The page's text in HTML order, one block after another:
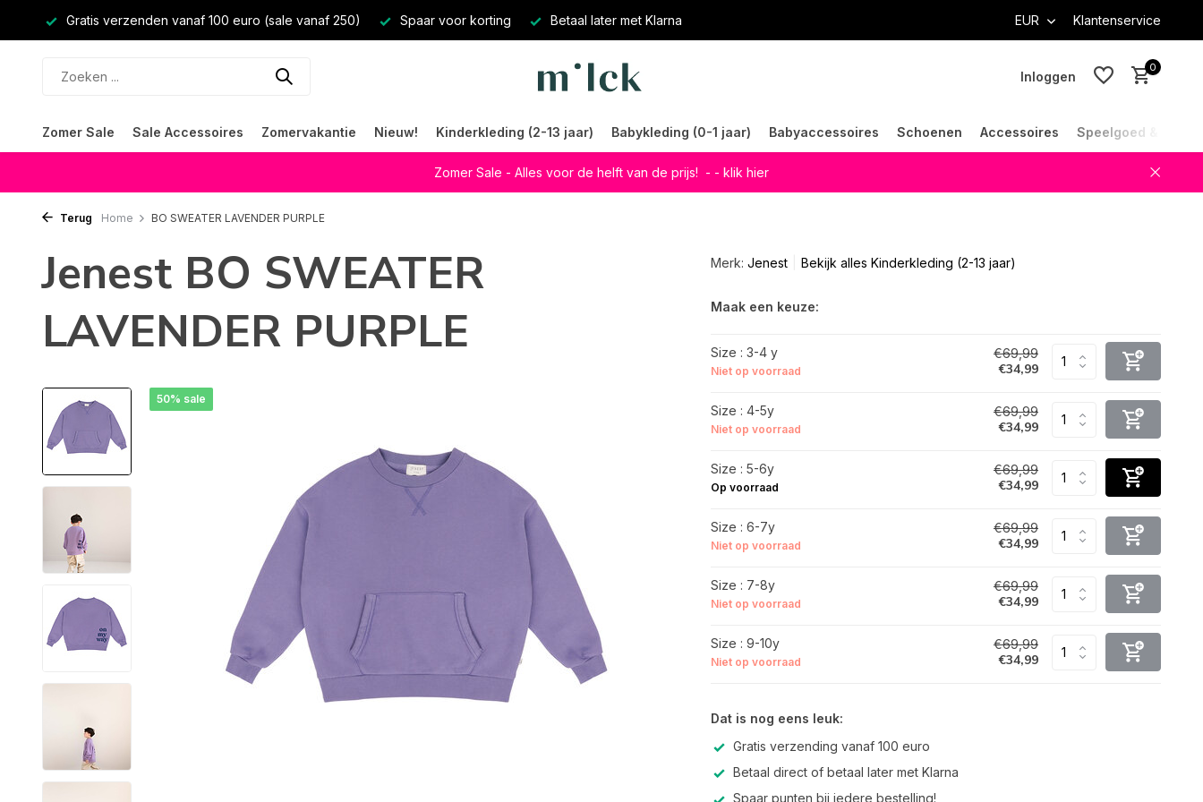
Gratis verzenden vanaf 100 euro (sale vanaf 250) Spaar voor korting Betaal later met Klarna EUR Klantenservice
Inloggen
0
Zomer Sale Sale Accessoires Zomervakantie Nieuw! Kinderkleding (2-13 jaar) Babykleding (0-1 jaar) Babyaccessoires Schoenen Accessoires Speelgoed &
Zomer Sale - Alles voor de helft van de prijs! - - klik hier
Terug Home BO SWEATER LAVENDER PURPLE
Jenest BO SWEATER
LAVENDER PURPLE
50% sale
Merk: Jenest Bekijk alles Kinderkleding (2-13 jaar)
Maak een keuze:
Size : 3-4 y
Niet op voorraad
€69,99
€34,99
Size : 4-5y
Niet op voorraad
€69,99
€34,99
Size : 5-6y
Op voorraad
€69,99
€34,99
Size : 6-7y
Niet op voorraad
€69,99
€34,99
Size : 7-8y
Niet op voorraad
€69,99
€34,99
Size : 9-10y
Niet op voorraad
€69,99
€34,99
Dat is nog eens leuk:
Gratis verzending vanaf 100 euro
Betaal direct of betaal later met Klarna
Spaar punten bij iedere bestelling!